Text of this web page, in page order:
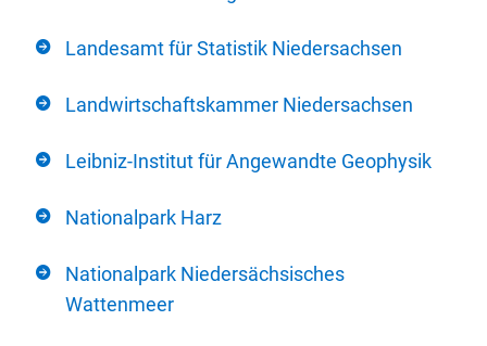
Landesamt für Statistik Niedersachsen
Landwirtschaftskammer Niedersachsen
Leibniz-Institut für Angewandte Geophysik
Nationalpark Harz
Nationalpark Niedersächsisches
Wattenmeer